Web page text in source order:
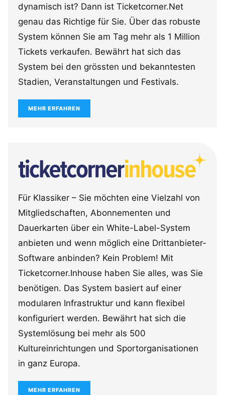
dynamisch ist? Dann ist Ticketcorner.Net
genau das Richtige für Sie. Über das robuste
System können Sie am Tag mehr als 1 Million
Tickets verkaufen. Bewährt hat sich das
System bei den grössten und bekanntesten
Stadien, Veranstaltungen und Festivals.
MEHR ERFAHREN
Für Klassiker – Sie möchten eine Vielzahl von
Mitgliedschaften, Abonnementen und
Dauerkarten über ein White-Label-System
anbieten und wenn möglich eine Drittanbieter-
Software anbinden? Kein Problem! Mit
Ticketcorner.Inhouse haben Sie alles, was Sie
benötigen. Das System basiert auf einer
modularen Infrastruktur und kann flexibel
konfiguriert werden. Bewährt hat sich die
Systemlösung bei mehr als 500
Kultureinrichtungen und Sportorganisationen
in ganz Europa.
MEHR ERFAHREN